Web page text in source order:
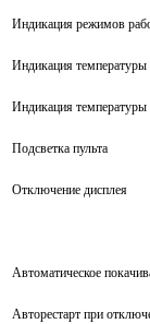
Индикация режимов
Индикация температуры
Индикация температуры
Подсветка пульта
Отключение дисплея
Автоматическое
Авторестарт при